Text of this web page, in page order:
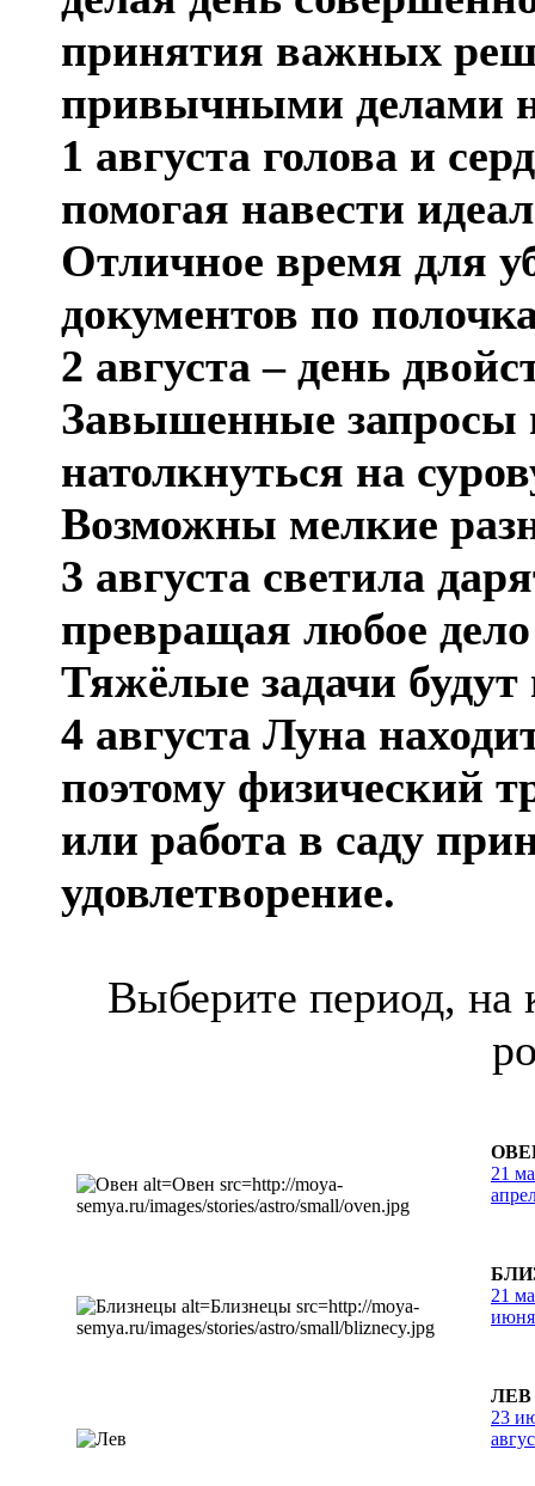
принятия важных
привычными делами
1 августа голова и
помогая навести
Отличное время для
документов по
2 августа – день
Завышенные запросы
натолкнуться на
Возможны мелкие
3 августа светила
превращая любое
Тяжёлые задачи
4 августа Луна
поэтому физический
или работа в саду
удовлетворение.
Выберите период, на
21
21
июня
ЛЕВ
23